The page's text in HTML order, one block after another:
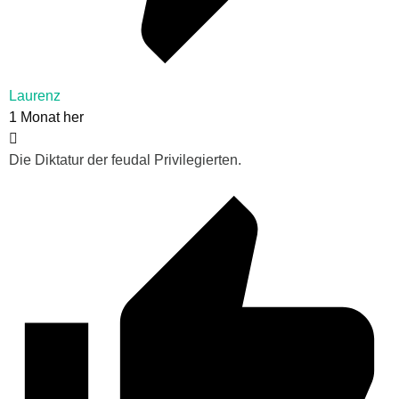
Laurenz
1 Monat her
Die Diktatur der feudal Privilegierten.